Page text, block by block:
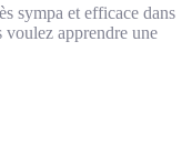
sympa et efficace dans
voulez apprendre une